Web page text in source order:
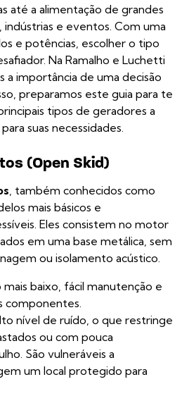
até a alimentação de grandes
indústrias e eventos. Com uma
e potências, escolher o tipo
Na Ramalho e Luchetti
a importância de uma decisão
preparamos este guia para te
tipos de geradores a
suas necessidades.
(Open Skid)
, também conhecidos como
mais básicos e
Eles consistem no motor
em uma base metálica, sem
ou isolamento acústico.
mais baixo, fácil manutenção e
componentes.
nível de ruído, o que restringe
ou com pouca
São vulneráveis a
um local protegido para